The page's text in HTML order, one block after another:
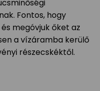
Fontos, hogy
megóvjuk őket az
a vízáramba kerülő
részecskéktől.